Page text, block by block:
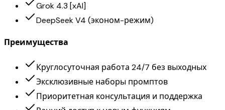
Grok 4.3 [xAI]
DeepSeek V4 (эконом-режим)
Преимущества
Круглосуточная работа 24/7 без выходных
Эксклюзивные наборы промптов
Приоритетная консультация и поддержка